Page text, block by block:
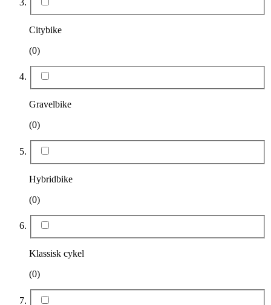
Citybike
(0)
Gravelbike
(0)
Hybridbike
(0)
Klassisk cykel
(0)